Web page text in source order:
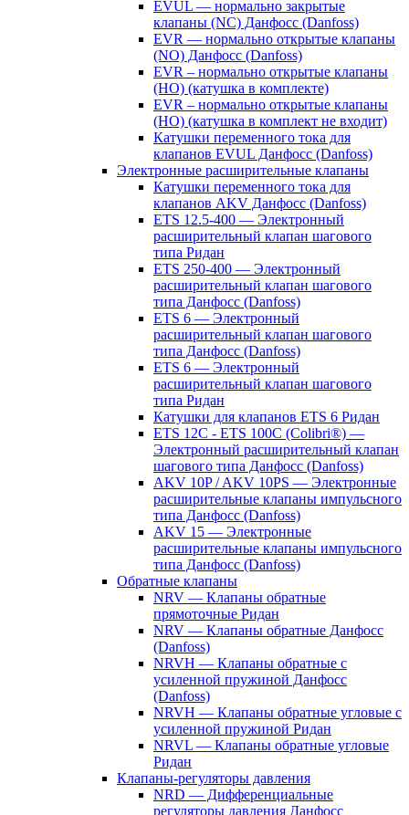
EVUL — нормально закрытые
клапаны (NC) Данфосс (Danfoss)
EVR — нормально открытые клапаны
(NO) Данфосс (Danfoss)
EVR – нормально открытые клапаны
(НО) (катушка в комплекте)
EVR – нормально открытые клапаны
(НО) (катушка в комплект не входит)
Катушки переменного тока для
клапанов EVUL Данфосс (Danfoss)
Электронные расширительные клапаны
Катушки переменного тока для
клапанов AKV Данфосс (Danfoss)
ETS 12.5-400 — Электронный
расширительный клапан шагового
типа Ридан
ETS 250-400 — Электронный
расширительный клапан шагового
типа Данфосс (Danfoss)
ETS 6 — Электронный
расширительный клапан шагового
типа Данфосс (Danfoss)
ETS 6 — Электронный
расширительный клапан шагового
типа Ридан
Катушки для клапанов ETS 6 Ридан
ETS 12C - ETS 100C (Colibri®) —
Электронный расширительный клапан
шагового типа Данфосс (Danfoss)
AKV 10P / AKV 10PS — Электронные
расширительные клапаны импульсного
типа Данфосс (Danfoss)
AKV 15 — Электронные
расширительные клапаны импульсного
типа Данфосс (Danfoss)
Обратные клапаны
NRV — Клапаны обратные
прямоточные Ридан
NRV — Клапаны обратные Данфосс
(Danfoss)
NRVH — Клапаны обратные с
усиленной пружиной Данфосс
(Danfoss)
NRVH — Клапаны обратные угловые с
усиленной пружиной Ридан
NRVL — Клапаны обратные угловые
Ридан
Клапаны-регуляторы давления
NRD — Дифференциальные
регуляторы давления Данфосс